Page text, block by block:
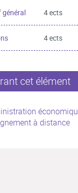
4 ects
4 ects
cet élément
à distance